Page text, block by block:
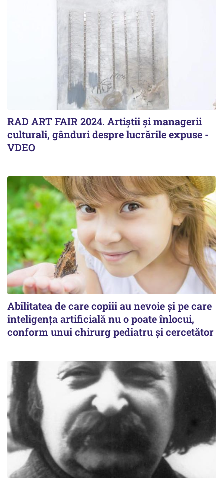
RAD ART FAIR 2024. Artiștii și managerii
culturali, gânduri despre lucrările expuse -
VDEO
Abilitatea de care copiii au nevoie și pe care
inteligența artificială nu o poate înlocui,
conform unui chirurg pediatru și cercetător